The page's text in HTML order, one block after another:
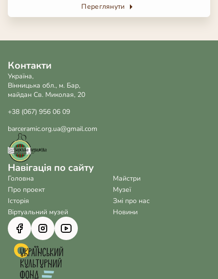
Переглянути
Контакти
Україна,
Вінницька обл., м. Бар,
майдан Св. Миколая, 20
+38 (067) 956 06 09
barceramic.org.ua@gmail.com
Навігація по сайту
Головна
Про проект
Історія
Віртуальний музей
Майстри
Музеї
Змі про нас
Новини